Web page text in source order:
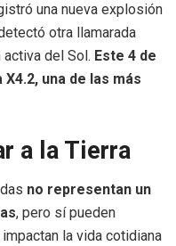
una nueva explosión
otra llamarada
del Sol. Este 4 de
una de las más
a la Tierra
no representan un
, pero sí pueden
la vida cotidiana